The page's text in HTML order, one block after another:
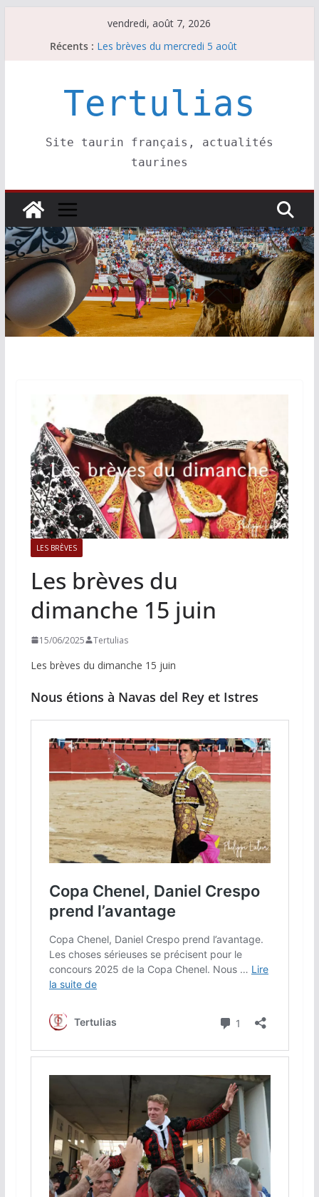
vendredi, août 7, 2026
Récents : Les brèves du mercredi 5 août
Escalafón 2026 – novilleros –
Les brèves du jeudi 6 août
Tertulias
Site taurin français, actualités
taurines
LES BRÈVES
Les brèves du
dimanche 15 juin
15/06/2025 Tertulias
Les brèves du dimanche 15 juin
Nous étions à Navas del Rey et Istres